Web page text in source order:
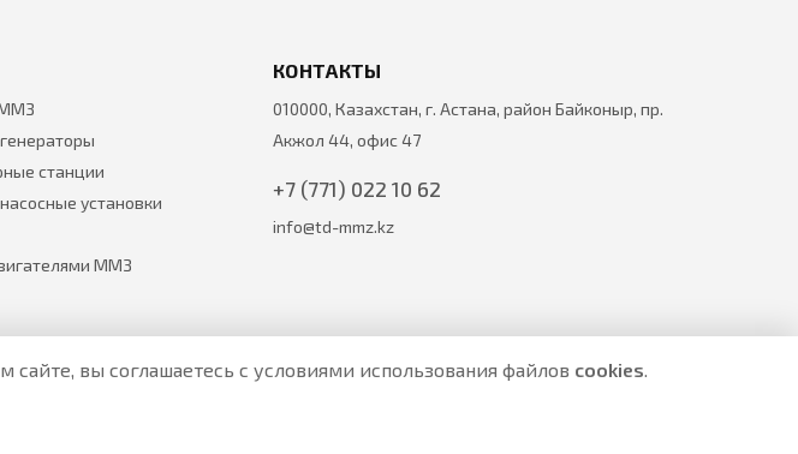
станции
установки
ММЗ
КОНТАКТЫ
010000, Казахстан, г. Астана, район Байконыр, пр.
Акжол 44, офис 47
+7 (771) 022 10 62
info@td-mmz.kz
сайте, вы соглашаетесь с условиями использования файлов cookies.